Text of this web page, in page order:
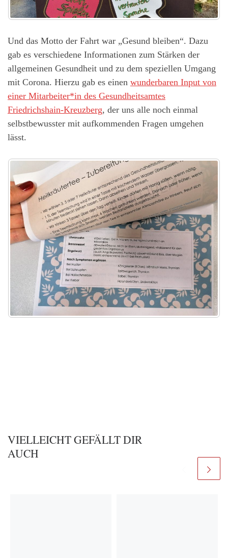
Und das Motto der Fahrt war „Gesund bleiben“. Dazu
gab es verschiedene Informationen zum Stärken der
allgemeinen Gesundheit und zu dem speziellen Umgang
mit Corona. Hierzu gab es einen wunderbaren Input von
einer Mitarbeiter*in des Gesundheitsamtes
Friedrichshain-Kreuzberg, der uns alle noch einmal
selbstbewusster mit aufkommenden Fragen umgehen
lässt.
VIELLEICHT GEFÄLLT DIR
AUCH